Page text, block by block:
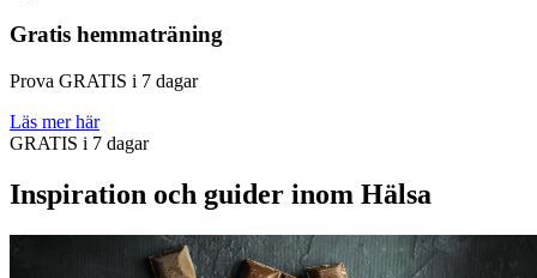
Gratis hemmaträning
Prova GRATIS i 7 dagar
Läs mer här
GRATIS i 7 dagar
Inspiration och guider inom Hälsa